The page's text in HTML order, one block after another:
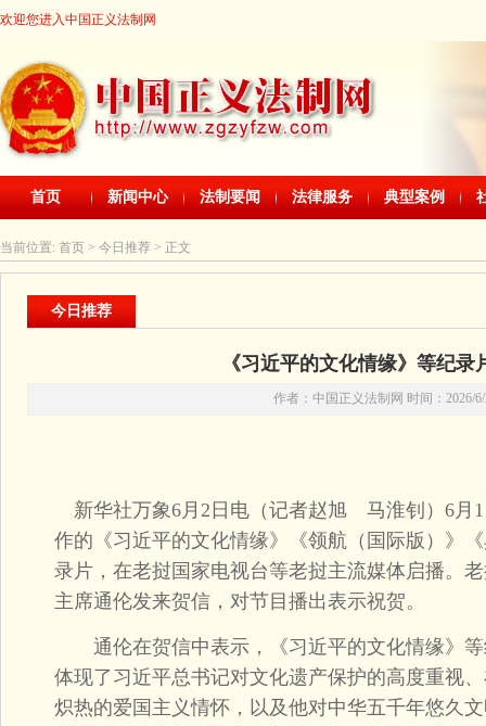
欢迎您进入中国正义法制网
首页 新闻中心 法制要闻 法律服务 典型案例
当前位置: 首页 > 今日推荐 > 正文
今日推荐
《习近平的文化情缘》等纪录
作者：中国正义法制网 时间：2026/6/
新华社万象6月2日电（记者赵旭 马淮钊）6月
作的《习近平的文化情缘》《领航（国际版）》
录片，在老挝国家电视台等老挝主流媒体启播。
主席通伦发来贺信，对节目播出表示祝贺。
通伦在贺信中表示，《习近平的文化情缘》等
体现了习近平总书记对文化遗产保护的高度重视
炽热的爱国主义情怀，以及他对中华五千年悠久